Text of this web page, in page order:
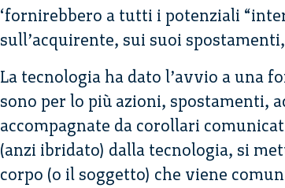
‘fornirebbero a tutti i potenziali
sull’acquirente, sui suoi
La tecnologia ha dato l’avvio a una
sono per lo più azioni, spostamenti,
accompagnate da corollari
(anzi ibridato) dalla tecnologia, si
corpo (o il soggetto) che viene